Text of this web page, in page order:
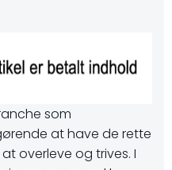
som
at have de rette
overleve og trives. I